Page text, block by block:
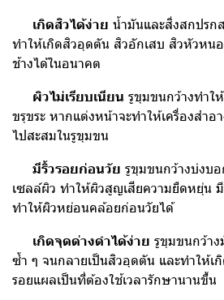
เกิดสิวได้ง่าย น้ำมันและสิ่งสกปรก
ทำให้เกิดสิวอุดตัน สิวอักเสบ สิวหัวหน
ช้างได้ในอนาคต
ผิวไม่เรียบเนียน รูขุมขนกว้างทำใ
ขรุขระ หากแต่งหน้าจะทำให้เครื่องสำ
ไปสะสมในรูขุมขน
มีริ้วรอยก่อนวัย รูขุมขนกว้างบ่งบ
เซลล์ผิว ทำให้ผิวสูญเสียความยืดหยุ่น
ทำให้ผิวหย่อนคล้อยก่อนวัยได้
เกิดจุดด่างดำได้ง่าย รูขุมขนกว้าง
ซ้ำ ๆ จนกลายเป็นสิวอุดตัน และทำให้เ
รอยแผลเป็นที่ต้องใช้เวลารักษานานขึ้น